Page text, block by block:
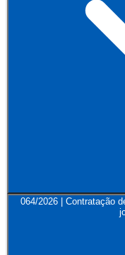
064/2026 | Contratação